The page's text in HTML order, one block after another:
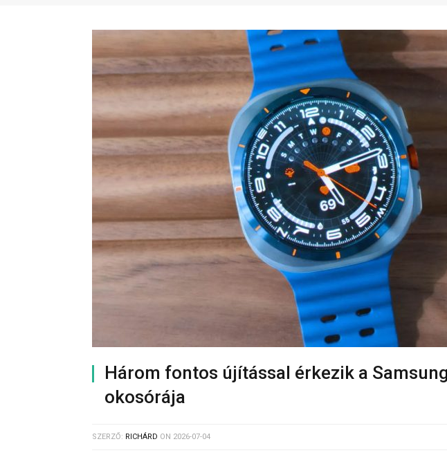
Három fontos újítással érkezik a
okosórája
SZERZŐ: RICHÁRD ON 2026-07-04